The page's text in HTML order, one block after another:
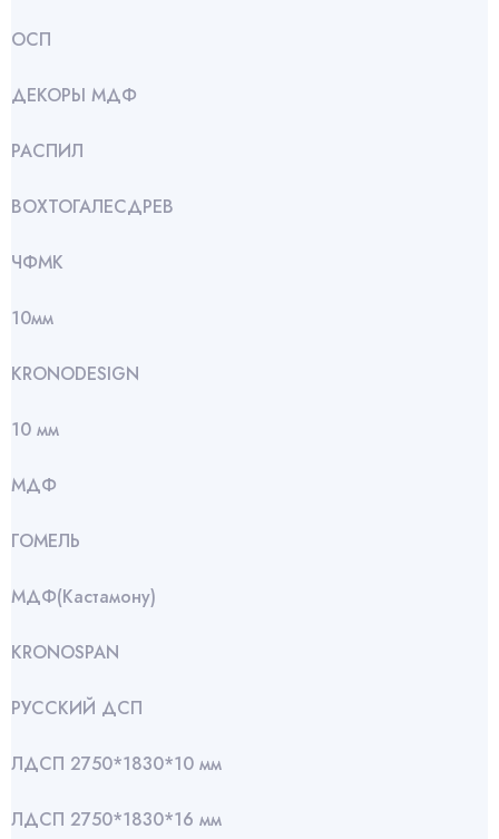
ОСП
ДЕКОРЫ МДФ
РАСПИЛ
ВОХТОГАЛЕСДРЕВ
ЧФМК
10мм
KRONODESIGN
10 мм
МДФ
ГОМЕЛЬ
МДФ(Кастамону)
KRONOSPAN
РУССКИЙ ДСП
ЛДСП 2750*1830*10 мм
ЛДСП 2750*1830*16 мм